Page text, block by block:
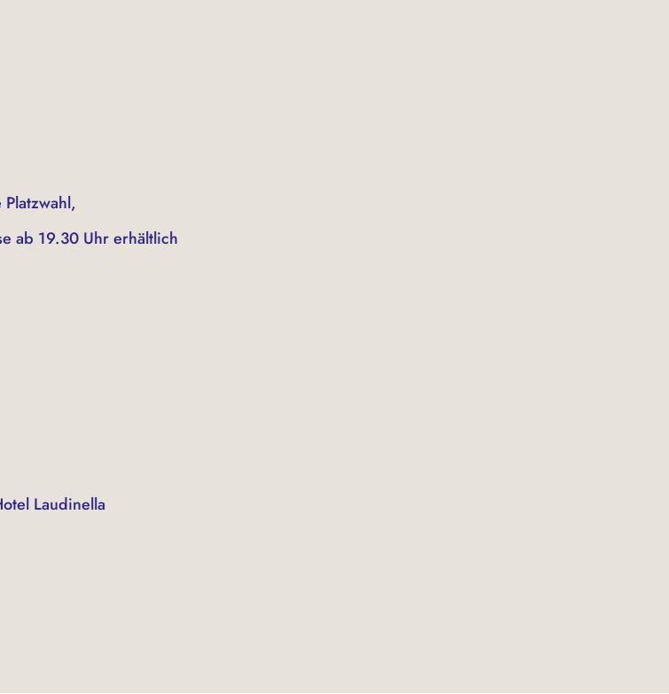
ab 19.30 Uhr erhältlich
Laudinella